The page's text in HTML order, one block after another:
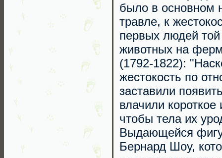
было в основном
травле, к
первых людей той
животных на
(1792-1822):
жестокость по
заставили
влачили
чтобы тела их
Выдающейся
Бернард Шоу,